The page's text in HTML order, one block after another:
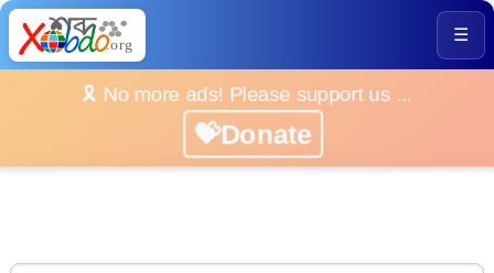
☰
🎗️ No more ads! Please support us ...
💝Donate